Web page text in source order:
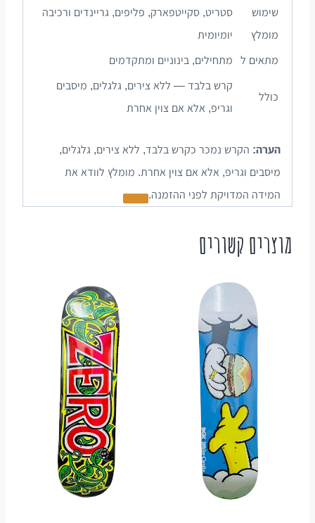
שימוש
מומלץ
סטריט, סקייטפארק, פליפים, גריינדים ורכיבה
יומיומית
מתאים ל מתחילים, בינוניים ומתקדמים
כולל
קרש בלבד — ללא צירים, גלגלים, מיסבים
וגריפ, אלא אם צוין אחרת
הערה: הקרש נמכר כקרש בלבד, ללא צירים, גלגלים,
מיסבים וגריפ, אלא אם צוין אחרת. מומלץ לוודא את
המידה המדויקת לפני ההזמנה.
מוצרים קשורים